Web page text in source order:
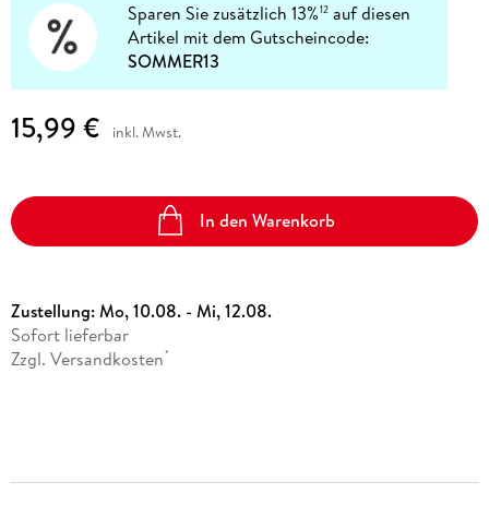
Sparen Sie zusätzlich 13%12 auf diesen
Artikel mit dem Gutscheincode:
SOMMER13
15,99 € inkl. Mwst.
In den Warenkorb
Zustellung:Mo, 10.08. - Mi, 12.08.
Sofort lieferbar
Zzgl. Versandkosten *